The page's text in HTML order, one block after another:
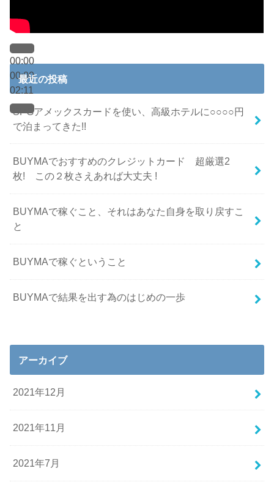
00:00
00:00
02:11
最近の投稿
SPGアメックスカードを使い、高級ホテルに○○○○円
で泊まってきた!!
BUYMAでおすすめのクレジットカード 超厳選2
枚! この２枚さえあれば大丈夫 !
BUYMAで稼ぐこと、それはあなた自身を取り戻すこ
と
BUYMAで稼ぐということ
BUYMAで結果を出す為のはじめの一歩
アーカイブ
2021年12月
2021年11月
2021年7月